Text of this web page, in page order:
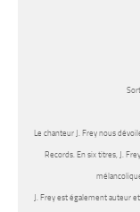
Le chanteur J. Frey nous
Records. En six titres, J. Frey
J. Frey est également auteur